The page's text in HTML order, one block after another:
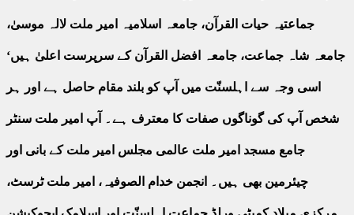
جماعتیہ حیات القرآن، جامعہ اسلامیہ امیر ملت لالہ موسیٰ،
جامعہ شاہ جماعت، جامعہ افضل القرآن کے سرپرست اعلیٰ ہیں‘
اسی وجہ سے اہلسنّت میں آپ کو بلند مقام حاصل ہے اور ہر
شخص آپ کی گوناگوں صفات کا معترف ہے۔ آپ امیر ملت سنٹر
جامع مسجد امیر ملت عالمی مجلس امیر ملت کے بانی اور
چیئرمین بھی ہیں۔ انجمن خدام الصوفیہ، امیر ملت ٹرسٹ،